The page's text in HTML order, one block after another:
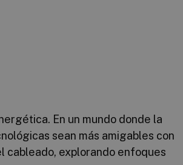
En un mundo donde la
sean más amigables con
cableado, explorando enfoques